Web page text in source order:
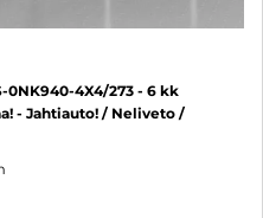
0NK940-4X4/273 - 6 kk
- Jahtiauto! / Neliveto /